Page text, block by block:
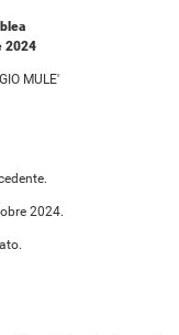
2024
MULE'
2024.